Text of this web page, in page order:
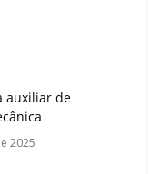
auxiliar de
2025